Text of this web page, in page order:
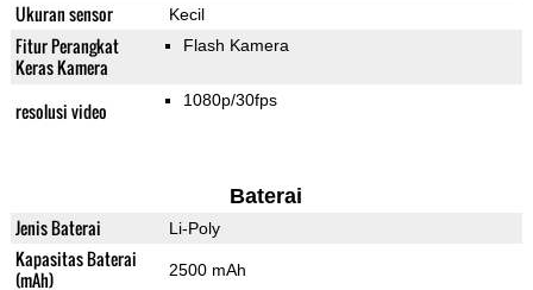
Ukuran sensor Kecil
Fitur Perangkat
Keras Kamera
Flash Kamera
resolusi video 1080p/30fps
Baterai
Jenis Baterai Li-Poly
Kapasitas Baterai
(mAh)
2500 mAh